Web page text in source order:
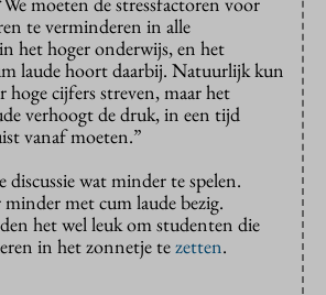
te verminderen in alle
het hoger onderwijs, en het
laude hoort daarbij. Natuurlijk kun
hoge cijfers streven, maar het
verhoogt de druk, in een tijd
vanaf moeten.”
wat minder te spelen.
minder met cum laude bezig.
het wel leuk om studenten die
in het zonnetje tezetten.